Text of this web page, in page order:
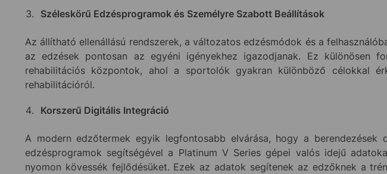
Széleskörű Edzésprogramok és Személyre Szabott Beállítások
Az állítható ellenállású rendszerek, a változatos edzésmódok és a
az edzések pontosan az egyéni igényekhez igazodjanak. Ez különösen
rehabilitációs központok, ahol a sportolók gyakran különböző célokkal
rehabilitációról.
Korszerű Digitális Integráció
A modern edzőtermek egyik legfontosabb elvárása, hogy a
edzésprogramok segítségével a Platinum V Series gépei valós idejű
nyomon kövessék fejlődésüket. Ezek az adatok segítenek az edzőknek a